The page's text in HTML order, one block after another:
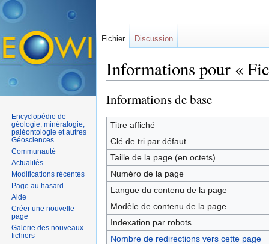
Informations pour «
Informations de base
Titre affiché
Clé de tri par défaut
Taille de la page (en octets)
Numéro de la page
Langue du contenu de la page
Modèle de contenu de la page
Indexation par robots
Nombre de redirections vers cette page
Fichier Discussion
Encyclopédie de
géologie, minéralogie,
paléontologie et autres
Géosciences
Communauté
Actualités
Modifications récentes
Page au hasard
Aide
Créer une nouvelle
page
Galerie des nouveaux
fichiers